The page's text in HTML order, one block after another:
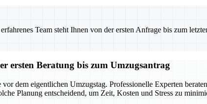
Team steht Ihnen von der ersten Anfrage bis zum
ersten Beratung bis zum Umzugsantrag
dem eigentlichen Umzugstag. Professionelle Experten
Planung entscheidend, um Zeit, Kosten und Stress zu